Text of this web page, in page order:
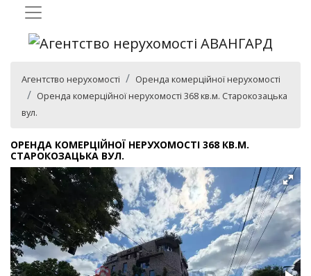
Агентство нерухомості
Оренда комерційної нерухомості
Оренда комерційної нерухомості 368 кв.м. Старокозацька
вул.
ОРЕНДА КОМЕРЦІЙНОЇ НЕРУХОМОСТІ 368 КВ.М.
СТАРОКОЗАЦЬКА ВУЛ.